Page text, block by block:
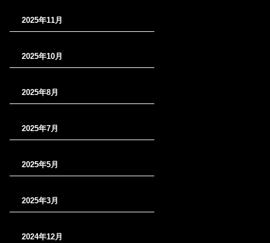
2025年11月
2025年10月
2025年8月
2025年7月
2025年5月
2025年3月
2024年12月